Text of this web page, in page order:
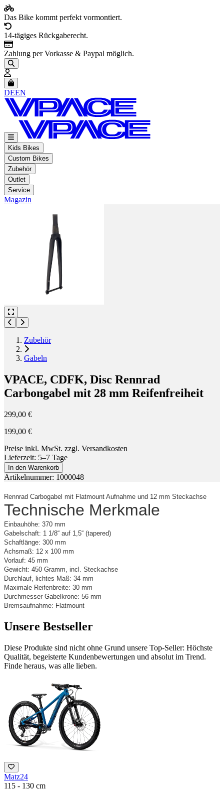
Das Bike kommt perfekt vormontiert.
14-tägiges Rückgaberecht.
Zahlung per Vorkasse & Paypal möglich.
Artikel im Warenkorb, Warenkorb anzeigen
DEEN
Kids Bikes
Custom Bikes
Zubehör
Outlet
Service
Magazin
Zubehör
Gabeln
VPACE, CDFK, Disc Rennrad
Carbongabel mit 28 mm Reifenfreiheit
299,00 €
199,00 €
Preise inkl. MwSt. zzgl. Versandkosten
Lieferzeit: 5–7 Tage
In den Warenkorb
Artikelnummer: 1000048
Rennrad Carbogabel mit Flatmount Aufnahme und 12 mm Steckachse
Technische Merkmale
Einbauhöhe: 370 mm
Gabelschaft: 1 1/8“ auf 1,5“ (tapered)
Schaftlänge: 300 mm
Achsmaß: 12 x 100 mm
Vorlauf: 45 mm
Gewicht: 450 Gramm, incl. Steckachse
Durchlauf, lichtes Maß: 34 mm
Maximale Reifenbreite: 30 mm
Durchmesser Gabelkrone: 56 mm
Bremsaufnahme: Flatmount
Unsere Bestseller
Diese Produkte sind nicht ohne Grund unsere Top-Seller: Höchste
Qualität, begeisterte Kundenbewertungen und absolut im Trend.
Finde heraus, was alle lieben.
Matz24
115 - 130 cm